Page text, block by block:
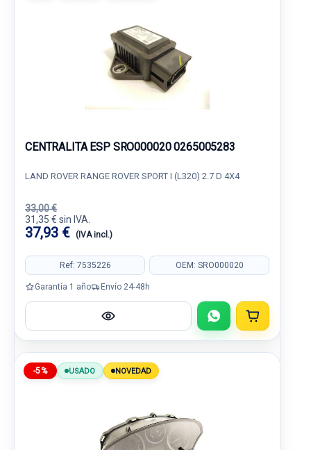
CENTRALITA ESP SRO000020 0265005283
LAND ROVER RANGE ROVER SPORT I (L320) 2.7 D 4X4
33,00 €
31,35 € sin IVA.
37,93 € (IVA incl.)
Ref: 7535226 OEM: SRO000020
Garantía 1 año Envío 24-48h
-5% USADO NOVEDAD